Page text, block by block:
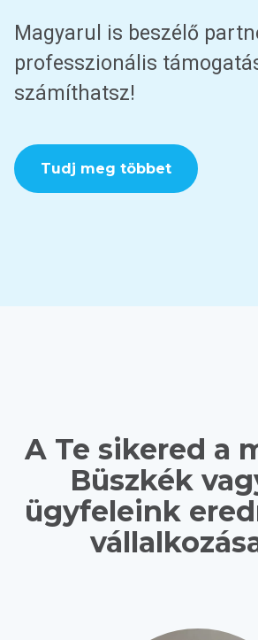
Magyarul is beszélő
professzionális
számíthatsz!
Tudj meg többet
A Te sikered a
Büszkék
ügyfeleink